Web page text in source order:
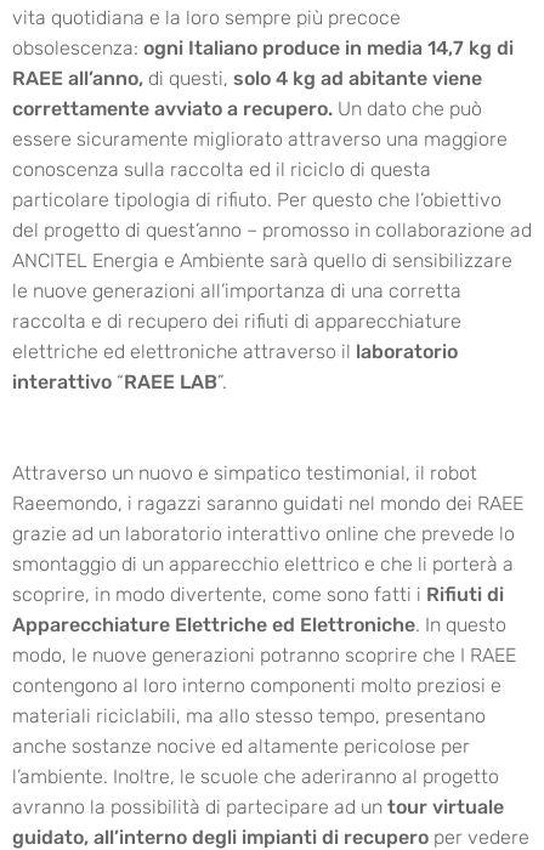
vita quotidiana e la loro sempre più precoce
obsolescenza: ogni Italiano produce in media 14,7 kg di
RAEE all’anno, di questi, solo 4 kg ad abitante viene
correttamente avviato a recupero. Un dato che può
essere sicuramente migliorato attraverso una maggiore
conoscenza sulla raccolta ed il riciclo di questa
particolare tipologia di rifiuto. Per questo che l’obiettivo
del progetto di quest’anno – promosso in collaborazione ad
ANCITEL Energia e Ambiente sarà quello di sensibilizzare
le nuove generazioni all’importanza di una corretta
raccolta e di recupero dei rifiuti di apparecchiature
elettriche ed elettroniche attraverso il laboratorio
interattivo “RAEE LAB”.
Attraverso un nuovo e simpatico testimonial, il robot
Raeemondo, i ragazzi saranno guidati nel mondo dei RAEE
grazie ad un laboratorio interattivo online che prevede lo
smontaggio di un apparecchio elettrico e che li porterà a
scoprire, in modo divertente, come sono fatti i Rifiuti di
Apparecchiature Elettriche ed Elettroniche. In questo
modo, le nuove generazioni potranno scoprire che I RAEE
contengono al loro interno componenti molto preziosi e
materiali riciclabili, ma allo stesso tempo, presentano
anche sostanze nocive ed altamente pericolose per
l’ambiente. Inoltre, le scuole che aderiranno al progetto
avranno la possibilità di partecipare ad un tour virtuale
guidato, all’interno degli impianti di recupero per vedere